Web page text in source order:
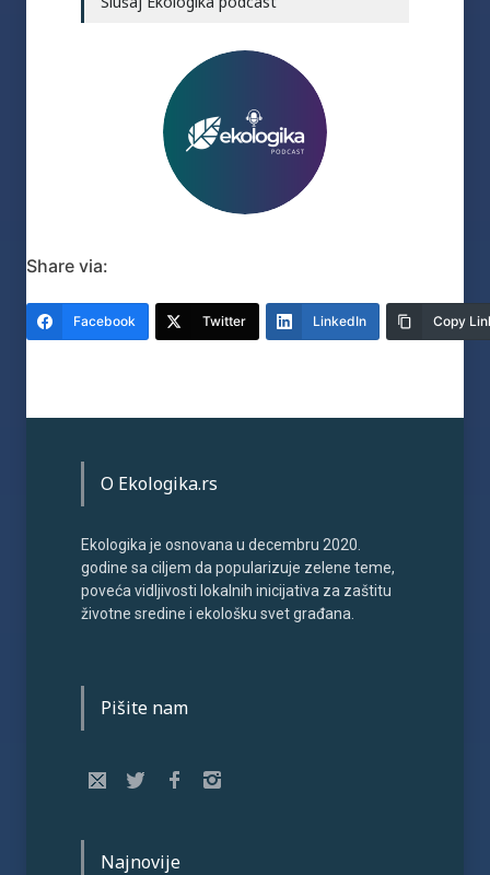
Share via:
Facebook Twitter LinkedIn Copy
O Ekologika.rs
Ekologika je osnovana u decembru 2020.
godine sa ciljem da popularizuje zelene teme,
poveća vidljivosti lokalnih inicijativa za zaštitu
životne sredine i ekološku svet građana.
Pišite nam
Najnovije